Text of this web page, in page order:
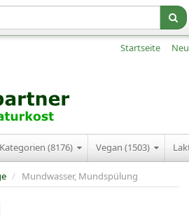
Startseite
Kategorien (8176) Vegan (1503)
/ Mundwasser, Mundspülung